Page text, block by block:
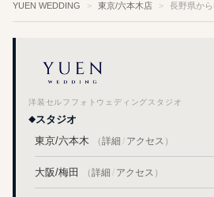
YUEN WEDDING 東京/六本木店 長野県か
洋装セルフフォトウェディングスタジオ
スタジオ
東京/六本木
（詳細 / アクセス ）
大阪/梅田 （詳細 / アクセス ）